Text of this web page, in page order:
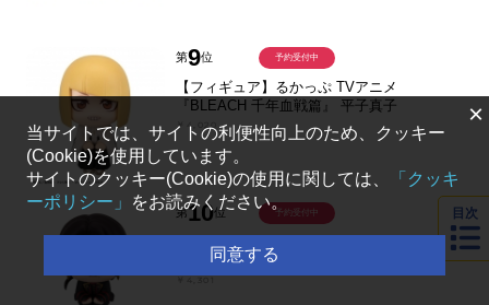
第9位
【フィギュア】るかっぷ TVアニメ
『BLEACH 千年血戦篇』 平子真子
￥4,020
予約受付中
第10位
【フィギュア】るかっぷ 刀剣乱舞ONLINE 加
州清光
予約受付中 目次
×
当サイトでは、サイトの利便性向上のため、クッキー
(Cookie)を使用しています。
サイトのクッキー(Cookie)の使用に関しては、
「クッキ
ーポリシー」
をお読みください。
同意する